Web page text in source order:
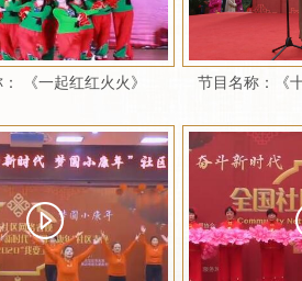
《一起红红火火》 节目名称：《